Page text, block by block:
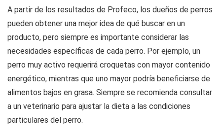
A partir de los resultados de Profeco, los dueños de perros
pueden obtener una mejor idea de qué buscar en un
producto, pero siempre es importante considerar las
necesidades específicas de cada perro. Por ejemplo, un
perro muy activo requerirá croquetas con mayor contenido
energético, mientras que uno mayor podría beneficiarse de
alimentos bajos en grasa. Siempre se recomienda consultar
a un veterinario para ajustar la dieta a las condiciones
particulares del perro.